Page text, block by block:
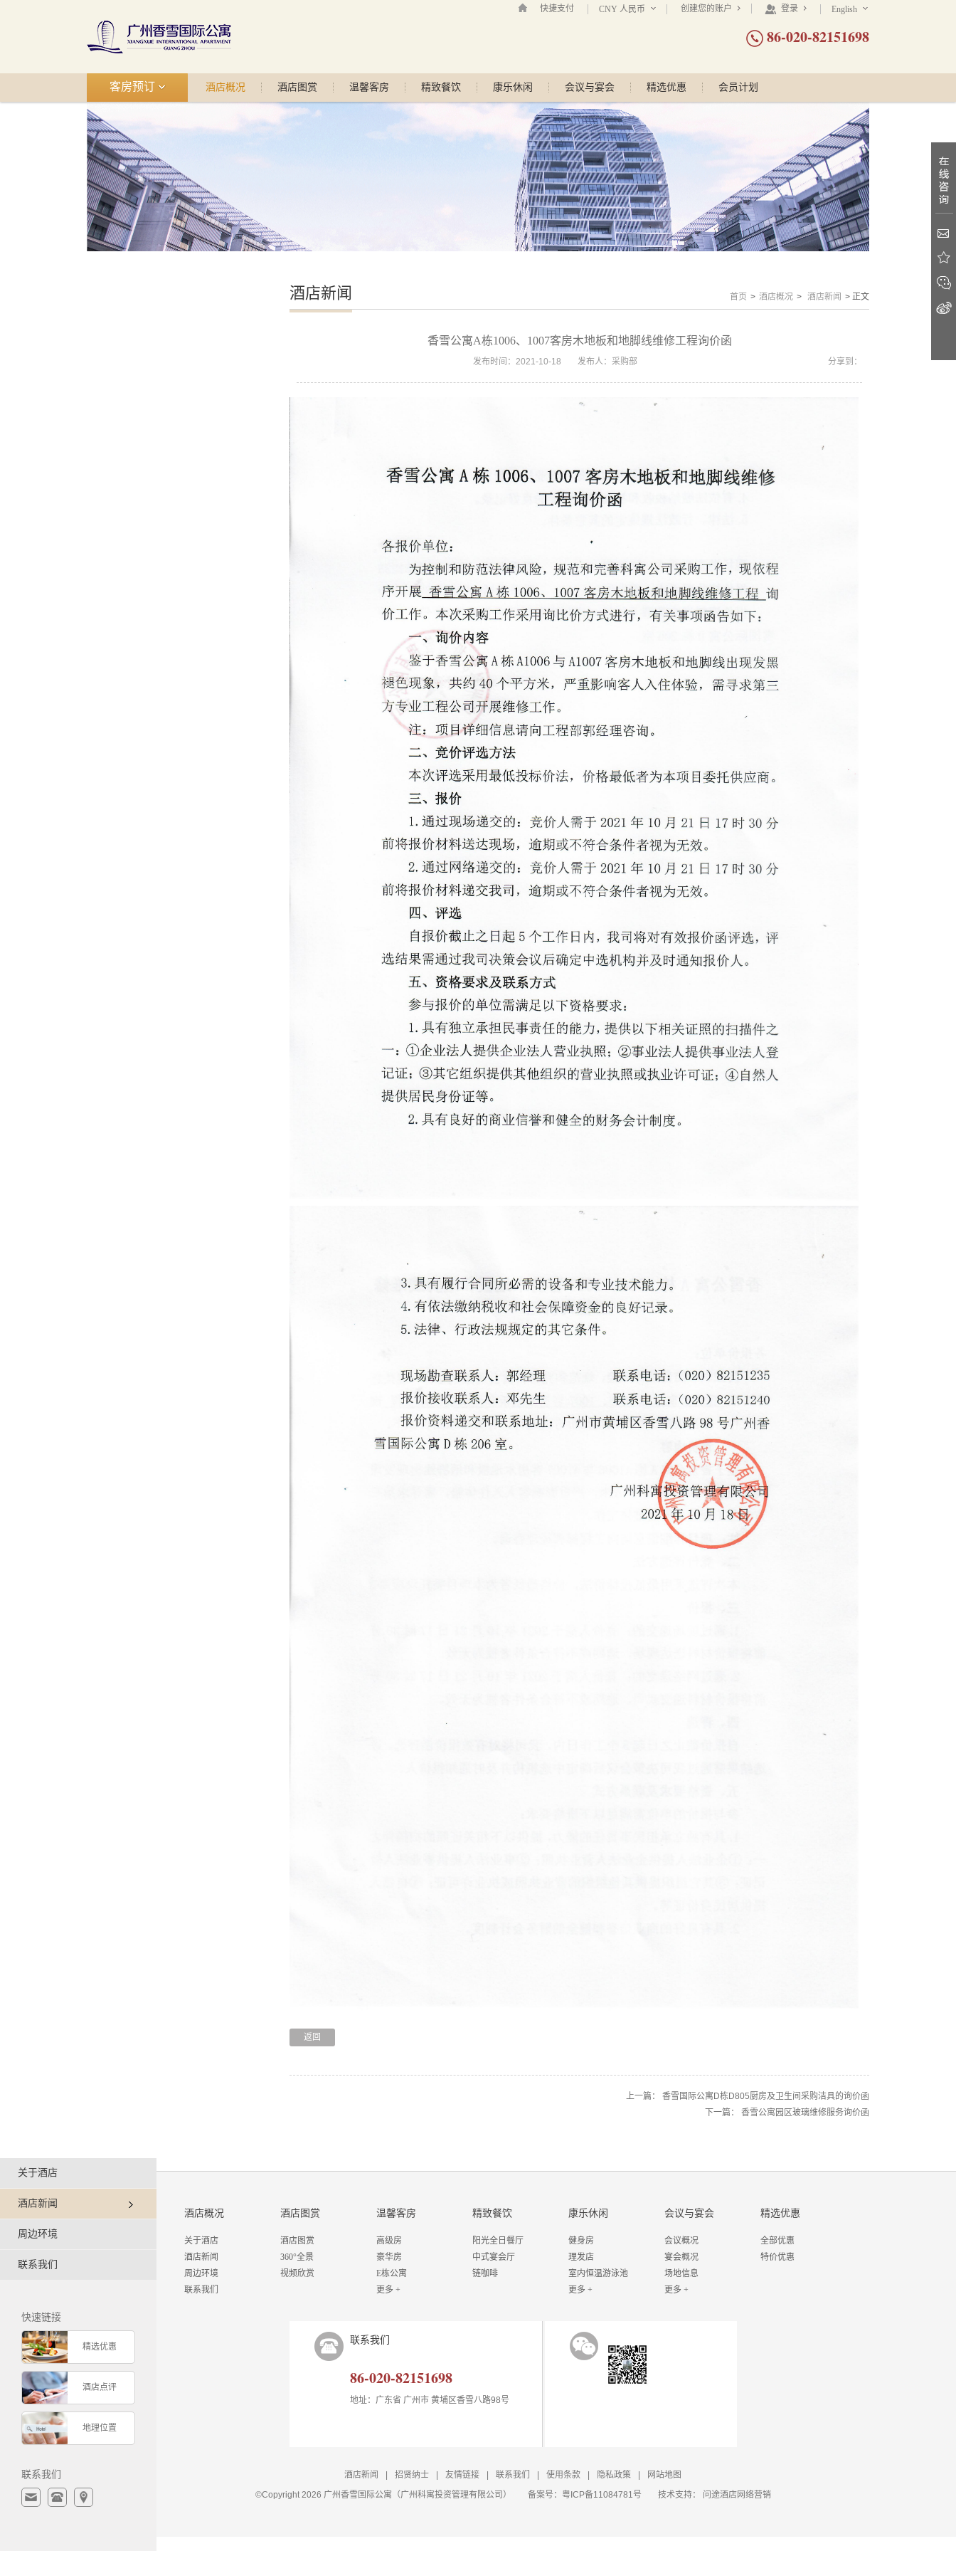
快捷支付 CNY 人民币 创建您的账户 登录 English
86-020-82151698
酒店概况 酒店图赏 温馨客房 精致餐饮 康乐休闲 会议与宴会 精选优惠 会员计划
客房预订
首页 > 酒店概况 > 酒店新闻 > 正文
酒店新闻
香雪公寓A栋1006、1007客房木地板和地脚线维修工程询价函
发布时间：2021-10-18 发布人：采购部 分享到：
返回
上一篇： 香雪国际公寓D栋D805厨房及卫生间采购洁具的询价函
下一篇： 香雪公寓园区玻璃维修服务询价函
关于酒店
酒店新闻
周边环境
联系我们
快速链接
精选优惠
酒店点评
地理位置
联系我们
酒店概况
关于酒店
酒店新闻
周边环境
联系我们
酒店图赏
酒店图赏
360°全景
视频欣赏
温馨客房
高级房
豪华房
E栋公寓
更多 +
精致餐饮
阳光全日餐厅
中式宴会厅
链咖啡
康乐休闲
健身房
理发店
室内恒温游泳池
更多 +
会议与宴会
会议概况
宴会概况
场地信息
更多 +
精选优惠
全部优惠
特价优惠
联系我们
86-020-82151698
地址：广东省 广州市 黄埔区香雪八路98号
酒店新闻 招贤纳士 友情链接 联系我们 使用条款 隐私政策
网站地图
©Copyright 2026 广州香雪国际公寓（广州科寓投资管理有限公司）
备案号： 粤ICP备11084781号 技术支持： 问途酒店网络营销